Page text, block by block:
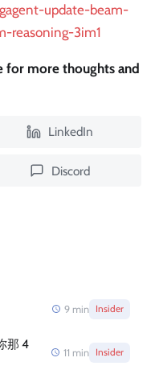
update-beam-
reasoning-3im1
for more thoughts and
LinkedIn
Discord
9 min Insider
那 4
11 min Insider